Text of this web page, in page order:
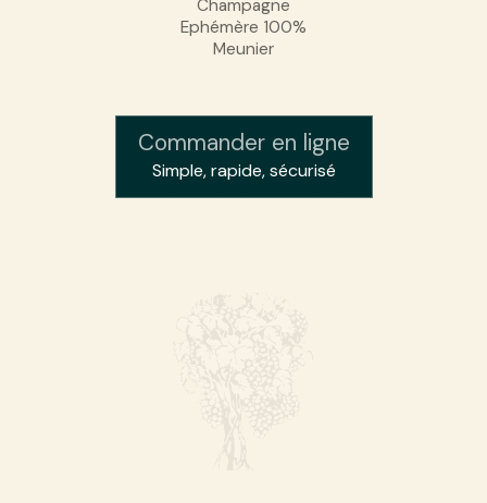
Champagne
Ephémère 100%
Meunier
Commander en ligne
Simple, rapide, sécurisé